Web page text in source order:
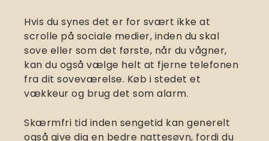
Hvis du synes det er for svært ikke at
scrolle på sociale medier, inden du skal
sove eller som det første, når du vågner,
kan du også vælge helt at fjerne telefonen
fra dit soveværelse. Køb i stedet et
vækkeur og brug det som alarm.
Skærmfri tid inden sengetid kan generelt
også give dig en bedre nattesøvn, fordi du